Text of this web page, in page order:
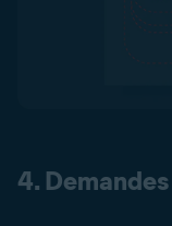
4. Demandes